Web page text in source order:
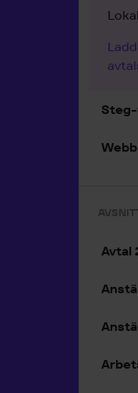
Avtal